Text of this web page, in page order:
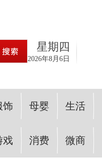
星期四
2026年8月6日
饰 母婴 生活
戏 消费 微商